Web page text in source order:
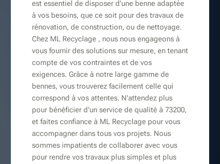
est essentiel de disposer d'une benne adaptée
à vos besoins, que ce soit pour des travaux de
rénovation, de construction, ou de nettoyage.
Chez ML Recyclage , nous nous engageons à
vous fournir des solutions sur mesure, en tenant
compte de vos contraintes et de vos
exigences. Grâce à notre large gamme de
bennes, vous trouverez facilement celle qui
correspond à vos attentes. N'attendez plus
pour bénéficier d'un service de qualité à 73200,
et faites confiance à ML Recyclage pour vous
accompagner dans tous vos projets. Nous
sommes impatients de collaborer avec vous
pour rendre vos travaux plus simples et plus